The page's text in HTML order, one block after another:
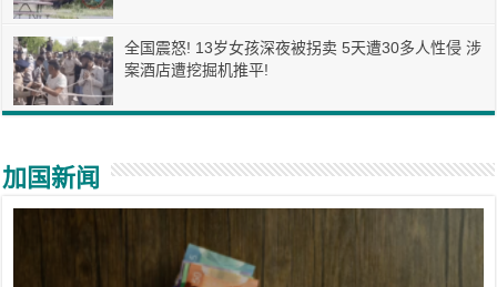
全国震怒! 13岁女孩深夜被拐卖 5天遭30多人性侵 涉
案酒店遭挖掘机推平!
加国新闻